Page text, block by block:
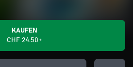
KAUFEN
CHF 24.50+